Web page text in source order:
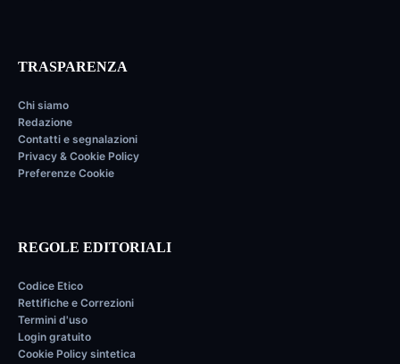
TRASPARENZA
Chi siamo
Redazione
Contatti e segnalazioni
Privacy & Cookie Policy
Preferenze Cookie
REGOLE EDITORIALI
Codice Etico
Rettifiche e Correzioni
Termini d'uso
Login gratuito
Cookie Policy sintetica